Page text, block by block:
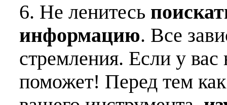
6. Не ленитесь
информацию. Все
стремления. Если у
поможет! Перед тем